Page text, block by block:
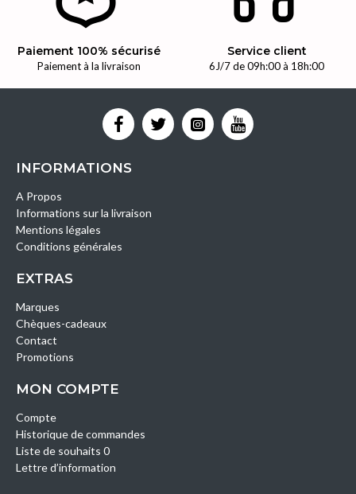
Paiement 100% sécurisé
Paiement à la livraison
Service client
6J/7 de 09h:00 à 18h:00
INFORMATIONS
A Propos
Informations sur la livraison
Mentions légales
Conditions générales
EXTRAS
Marques
Chèques-cadeaux
Contact
Promotions
MON COMPTE
Compte
Historique de commandes
Liste de souhaits 0
Lettre d’information